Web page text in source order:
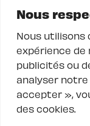
Nous
Nous utilisons
expérience de
publicités ou
analyser
accepter »,
des cookies.
Numéro